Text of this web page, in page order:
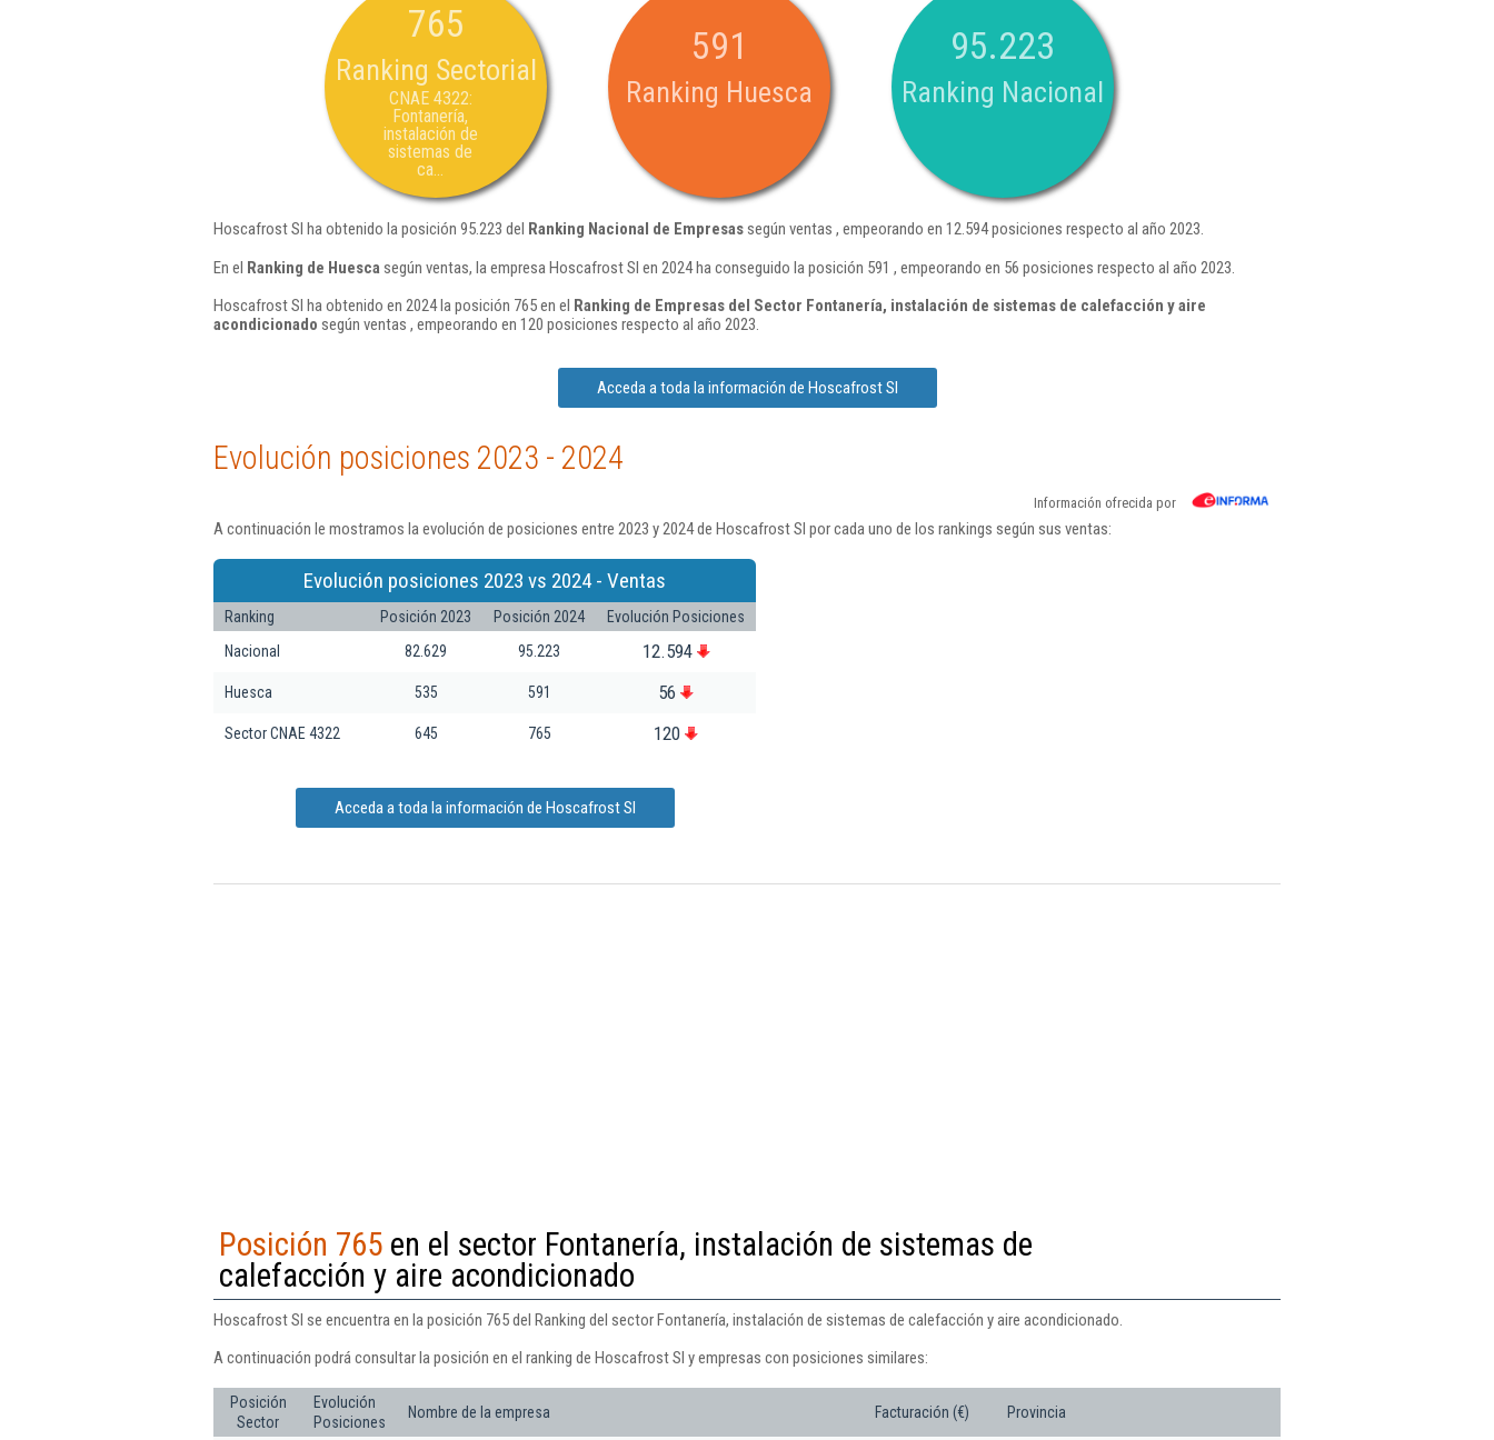
765
Ranking Sectorial
CNAE 4322:
Fontanería,
instalación de
sistemas de
ca...
591
Ranking Huesca
95.223
Ranking Nacional
Hoscafrost Sl ha obtenido la posición 95.223 del Ranking Nacional de Empresassegún ventas , empeorando en 12.594 posiciones respecto al año 2023.
En el Ranking de Huesca según ventas, la empresa Hoscafrost Sl en 2024 ha conseguido la posición 591 , empeorando en 56 posiciones respecto al año 2023.
Hoscafrost Sl ha obtenido en 2024 la posición 765 en el Ranking de Empresas del Sector Fontanería, instalación de sistemas de calefacción y aire
acondicionado según ventas , empeorando en 120 posiciones respecto al año 2023.
Acceda a toda la información de Hoscafrost Sl
Evolución posiciones 2023 - 2024
Información ofrecida por
A continuación le mostramos la evolución de posiciones entre 2023 y 2024 de Hoscafrost Sl por cada uno de los rankings según sus ventas:
Evolución posiciones 2023 vs 2024 - Ventas
Ranking Posición 2023 Posición 2024
Evolución Posiciones
Nacional
82.629 95.223 12.594
Huesca 535 591 56
Sector CNAE 4322 645 765 120
Acceda a toda la información de Hoscafrost Sl
Posición 765 en el sector Fontanería, instalación de sistemas de
calefacción y aire acondicionado
Hoscafrost Sl se encuentra en la posición 765 del Ranking del sector Fontanería, instalación de sistemas de calefacción y aire acondicionado.
A continuación podrá consultar la posición en el ranking de Hoscafrost Sl y empresas con posiciones similares:
Posición
Sector
Evolución
Posiciones
Nombre de la empresa Facturación (€) Provincia